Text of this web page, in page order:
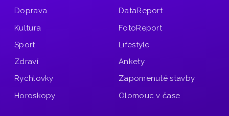
Doprava
Kultura
Sport
Zdraví
Rychlovky
Horoskopy
DataReport
FotoReport
Lifestyle
Ankety
Zapomenuté stavby
Olomouc v čase